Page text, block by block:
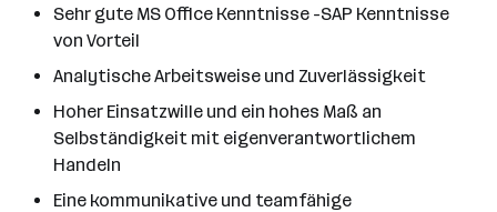
Sehr gute MS Office Kenntnisse -SAP Kenntnisse
von Vorteil
Analytische Arbeitsweise und Zuverlässigkeit
Hoher Einsatzwille und ein hohes Maß an
Selbständigkeit mit eigenverantwortlichem
Handeln
Eine kommunikative und teamfähige